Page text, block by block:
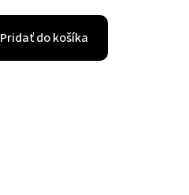
Pridať do košíka